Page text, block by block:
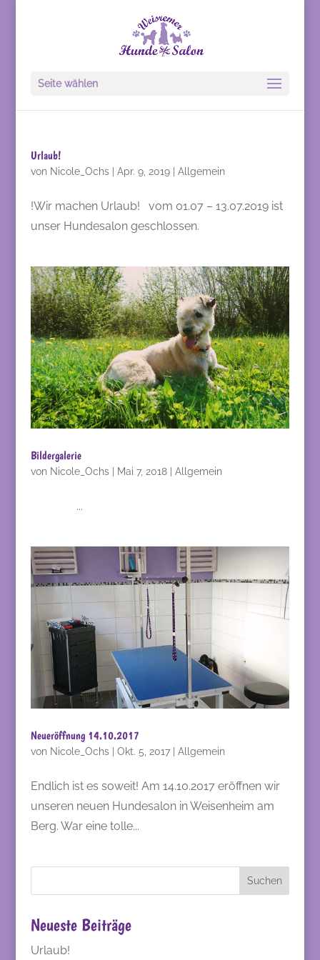
Seite wählen
Urlaub!
von Nicole_Ochs| Apr. 9, 2019| Allgemein
!Wir machen Urlaub! vom 01.07 – 13.07.2019 ist
unser Hundesalon geschlossen.
Bildergalerie
von Nicole_Ochs| Mai 7, 2018| Allgemein
...
Neueröffnung 14.10.2017
von Nicole_Ochs| Okt. 5, 2017| Allgemein
Endlich ist es soweit! Am 14.10.2017 eröffnen wir
unseren neuen Hundesalon in Weisenheim am
Berg. War eine tolle...
Neueste Beiträge
Urlaub!